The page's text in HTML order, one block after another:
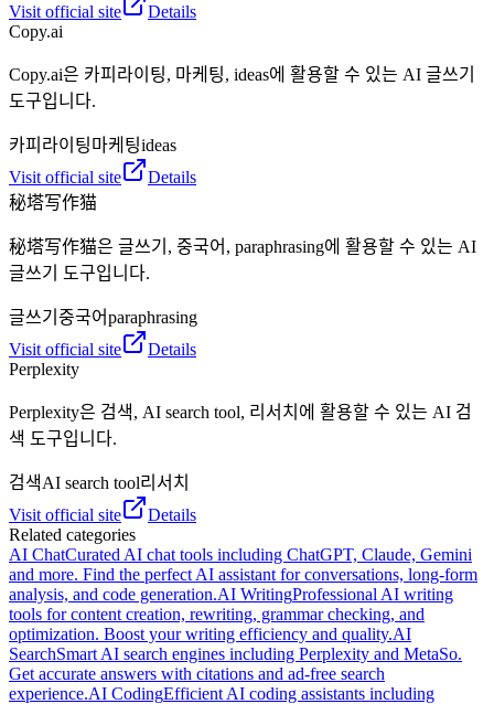
Visit official site
Details
Copy.ai
Copy.ai은 카피라이팅, 마케팅, ideas에 활용할 수 있는 AI 글쓰기
도구입니다.
카피라이팅마케팅ideas
Visit official site
Details
秘塔写作猫
秘塔写作猫은 글쓰기, 중국어, paraphrasing에 활용할 수 있는 AI
글쓰기 도구입니다.
글쓰기 중국어paraphrasing
Visit official site
Details
Perplexity
Perplexity은 검색, AI search tool, 리서치에 활용할 수 있는 AI 검
색 도구입니다.
검색AI search tool리서치
Visit official site
Details
Related categories
AI ChatCurated AI chat tools including ChatGPT, Claude, Gemini
and more. Find the perfect AI assistant for conversations, long-form
analysis, and code generation.AI WritingProfessional AI writing
tools for content creation, rewriting, grammar checking, and
optimization. Boost your writing efficiency and quality.AI
SearchSmart AI search engines including Perplexity and MetaSo.
Get accurate answers with citations and ad-free search
experience.AI CodingEfficient AI coding assistants including